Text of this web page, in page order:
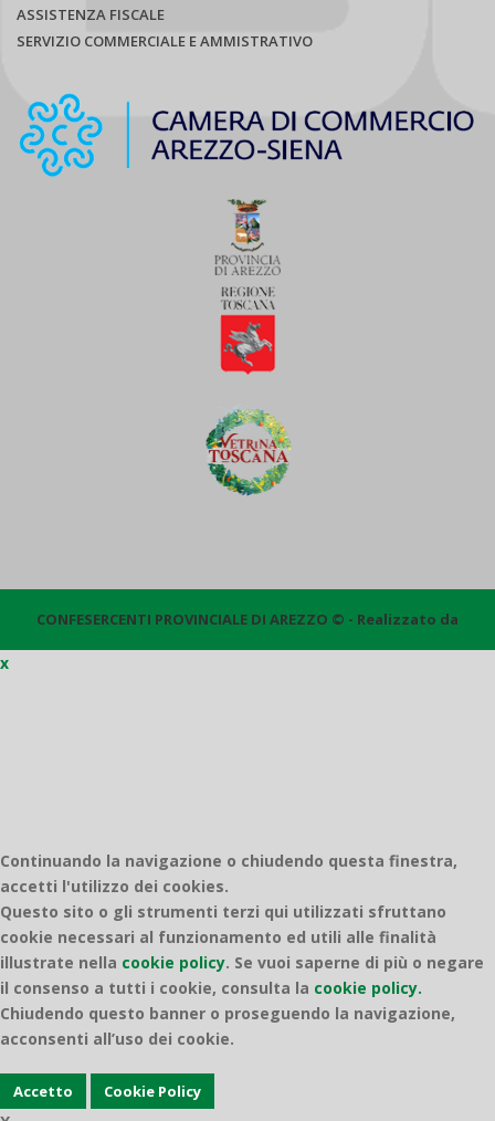
ASSISTENZA FISCALE
SERVIZIO COMMERCIALE E AMMISTRATIVO
CONFESERCENTI PROVINCIALE DI AREZZO © - Realizzato da
x
Continuando la navigazione o chiudendo questa finestra,
accetti l'utilizzo dei cookies.
Questo sito o gli strumenti terzi qui utilizzati sfruttano
cookie necessari al funzionamento ed utili alle finalità
illustrate nella cookie policy. Se vuoi saperne di più o negare
il consenso a tutti i cookie, consulta la cookie policy.
Chiudendo questo banner o proseguendo la navigazione,
acconsenti all’uso dei cookie.
Accetto Cookie Policy